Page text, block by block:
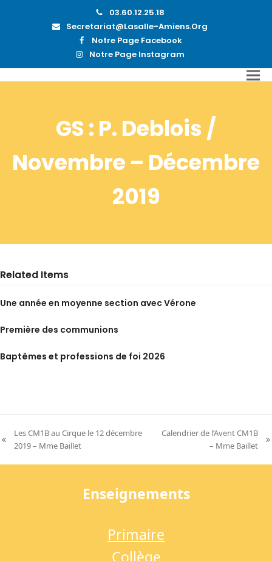
03.60.12.25.18
Secretariat@lasalle-Amiens.org
Notre Page Facebook
Notre Page Instagram
GS : P. Deblois /
Novembre – Décembre
2019
Related Items
Une année en moyenne section avec Vérone
Première des communions
Baptêmes et professions de foi 2026
previous
Les CM1B au Cirque le 12 décembre
2019 – Mme Baillet
Calendrier de l’Avent CM1B
– Mme Baillet
Enseignements
Primaire
Collège